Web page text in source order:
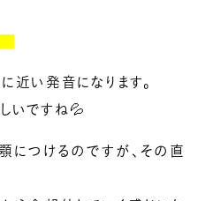
近い発音になります。
いですね💦
につけるのですが、その直